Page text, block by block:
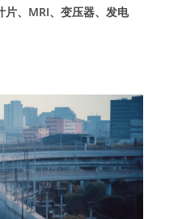
片、MRI、变压器、发电